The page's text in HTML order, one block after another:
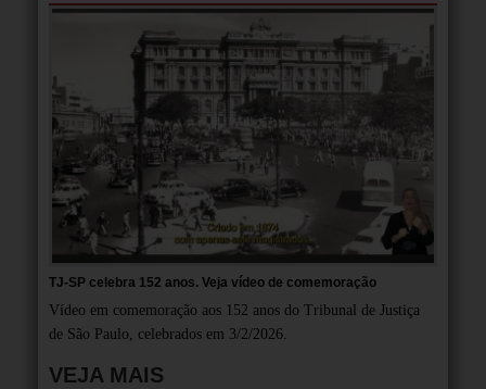
TJ-SP celebra 152 anos. Veja vídeo de comemoração
Vídeo em comemoração aos 152 anos do Tribunal de Justiça
de São Paulo, celebrados em 3/2/2026.
VEJA MAIS